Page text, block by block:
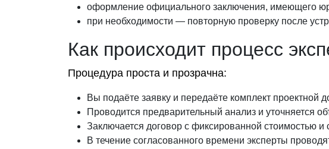
оформление официального заключения, имеющего
при необходимости — повторную проверку после
Как происходит процесс
Процедура проста и прозрачна:
Вы подаёте заявку и передаёте комплект проектной
Проводится предварительный анализ и уточняется
Заключается договор с фиксированной стоимостью и
В течение согласованного времени эксперты